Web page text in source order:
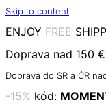
Skip to content
ENJOY FREE
Doprava nad 150
Doprava do SR a ČR
-15% kód: